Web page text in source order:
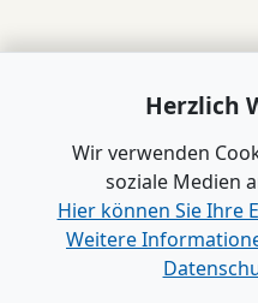
Herzlich
Wir verwenden
soziale Medien
Hier können Sie Ihre
Weitere